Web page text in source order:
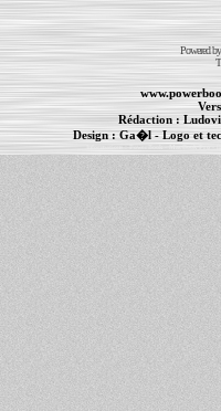
Powered
Rédaction :
Design :Ga�l- Logo et
Informations :